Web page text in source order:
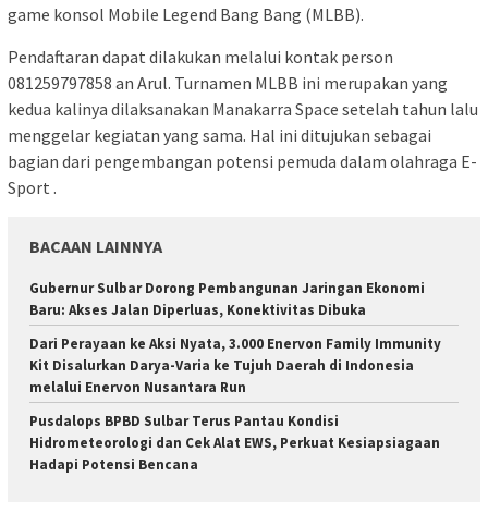
game konsol Mobile Legend Bang Bang (MLBB).
Pendaftaran dapat dilakukan melalui kontak person
081259797858 an Arul. Turnamen MLBB ini merupakan yang
kedua kalinya dilaksanakan Manakarra Space setelah tahun lalu
menggelar kegiatan yang sama. Hal ini ditujukan sebagai
bagian dari pengembangan potensi pemuda dalam olahraga E-
Sport .
BACAAN LAINNYA
Gubernur Sulbar Dorong Pembangunan Jaringan Ekonomi
Baru: Akses Jalan Diperluas, Konektivitas Dibuka
Dari Perayaan ke Aksi Nyata, 3.000 Enervon Family Immunity
Kit Disalurkan Darya-Varia ke Tujuh Daerah di Indonesia
melalui Enervon Nusantara Run
Pusdalops BPBD Sulbar Terus Pantau Kondisi
Hidrometeorologi dan Cek Alat EWS, Perkuat Kesiapsiagaan
Hadapi Potensi Bencana